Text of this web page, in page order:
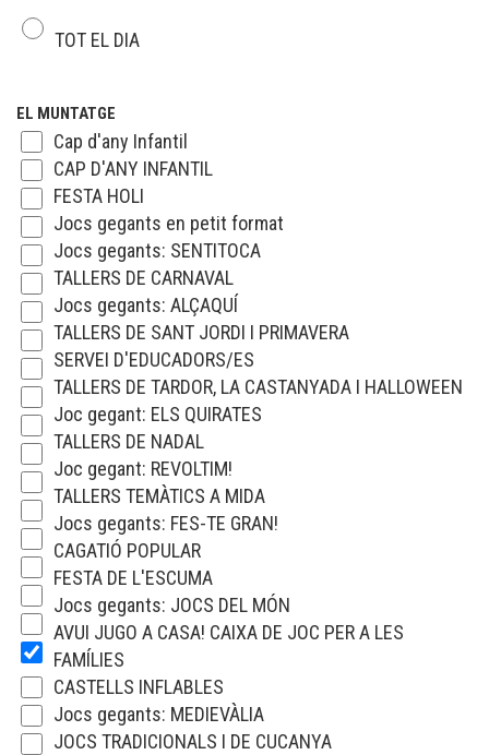
TOT EL DIA
EL MUNTATGE
Cap d'any Infantil
CAP D'ANY INFANTIL
FESTA HOLI
Jocs gegants en petit format
Jocs gegants: SENTITOCA
TALLERS DE CARNAVAL
Jocs gegants: ALÇAQUÍ
TALLERS DE SANT JORDI I PRIMAVERA
SERVEI D'EDUCADORS/ES
TALLERS DE TARDOR, LA CASTANYADA I HALLOWEEN
Joc gegant: ELS QUIRATES
TALLERS DE NADAL
Joc gegant: REVOLTIM!
TALLERS TEMÀTICS A MIDA
Jocs gegants: FES-TE GRAN!
CAGATIÓ POPULAR
FESTA DE L'ESCUMA
Jocs gegants: JOCS DEL MÓN
AVUI JUGO A CASA! CAIXA DE JOC PER A LES
FAMÍLIES
CASTELLS INFLABLES
Jocs gegants: MEDIEVÀLIA
JOCS TRADICIONALS I DE CUCANYA